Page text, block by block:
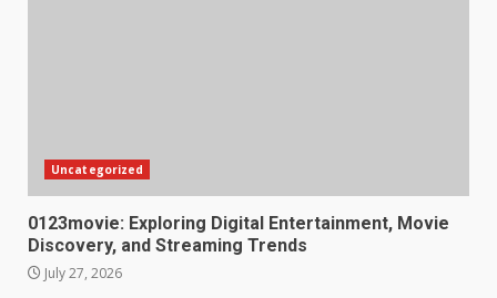
Uncategorized
0123movie: Exploring Digital Entertainment, Movie
Discovery, and Streaming Trends
July 27, 2026